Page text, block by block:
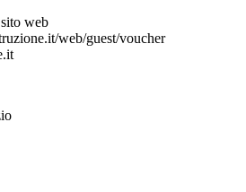
sito web
web/guest/voucher
luglio 2023